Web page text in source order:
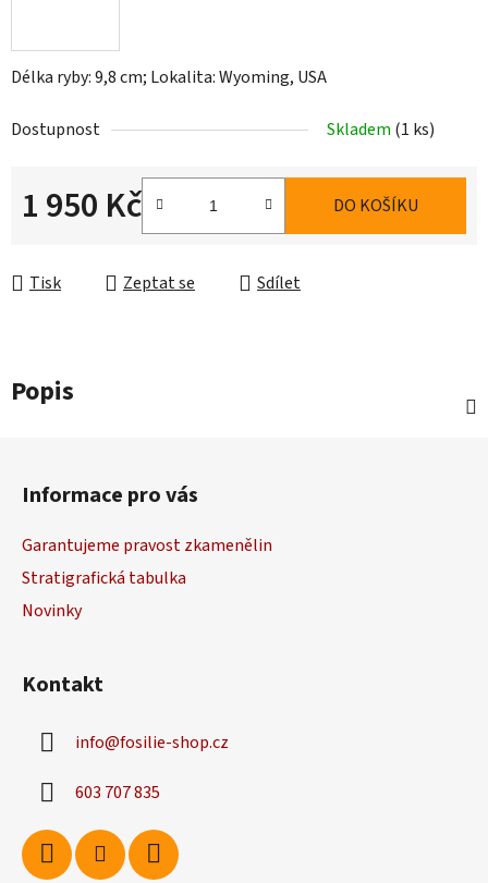
Délka ryby: 9,8 cm; Lokalita: Wyoming, USA
Dostupnost Skladem (1 ks)
1 950 Kč DO KOŠÍKU
Tisk Zeptat se Sdílet
Popis
Informace pro vás
Garantujeme pravost zkamenělin
Stratigrafická tabulka
Novinky
Kontakt
info@fosilie-shop.cz
603 707 835